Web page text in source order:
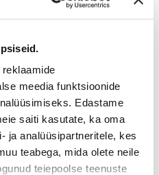
meedia funktsioonide
Edastame
saiti kasutate, ka oma
ja analüüsipartneritele, kes
teabega, mida olete neile
teiepoolse teenuste
tooted
pakkujatelt üle Eesti!